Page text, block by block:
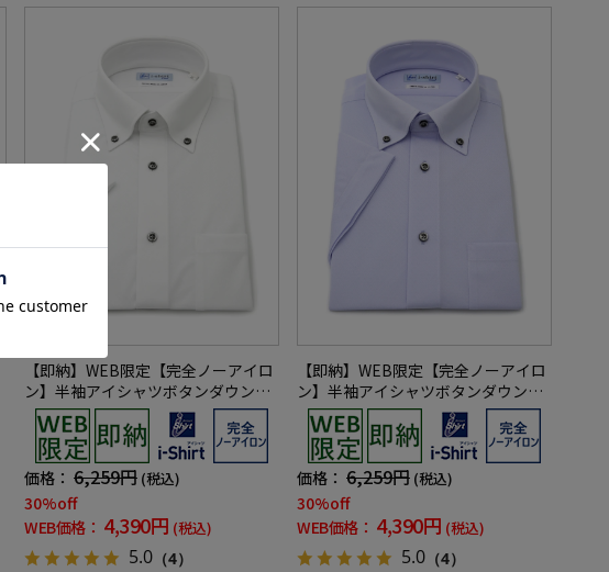
【即納】WEB限定【完全ノーアイロ
ン】半袖アイシャツボタンダウンス
トレッチ織柄無地i-shirtワイシャツ
春夏
価格： 6,259円 (税込)
30%off
WEB価格： 4,390円 (税込)
5.0 （4）
【即納】WEB限定【完全ノーアイロ
ン】半袖アイシャツボタンダウンス
トレッチ織柄無地i-shirtワイシャツ
春夏
価格： 6,259円 (税込)
30%off
WEB価格： 4,390円 (税込)
5.0 （4）